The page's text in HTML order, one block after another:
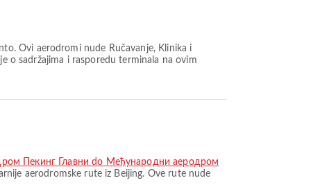
Ovi aerodromi nude Ručavanje, Klinika i
o sadržajima i rasporedu terminala na ovim
Пекинг Главни do Међународни аеродром
aerodromske rute iz Beijing. Ove rute nude